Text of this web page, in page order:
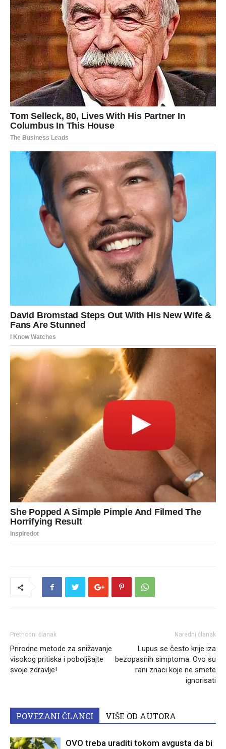
Prethodni članak
Prirodne metode za snižavanje
visokog pritiska i poboljšajte
svoje zdravlje!
Naredni članak
Lupus se često krije iza
bezopasnih simptoma: Ovo su
rani znaci koje ne smete
ignorisati
POVEZANI ČLANCI VIŠE OD AUTORA
OVO treba uraditi tokom avgusta da bi